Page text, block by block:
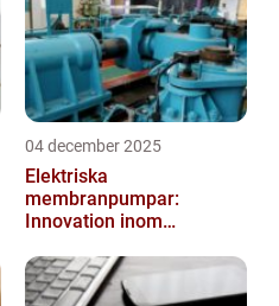
04 december 2025
Elektriska
membranpumpar:
Innovation inom